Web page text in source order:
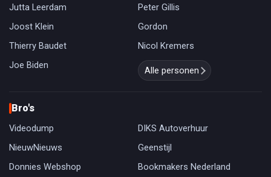
Jutta Leerdam
Peter Gillis
Joost Klein
Gordon
Thierry Baudet
Nicol Kremers
Joe Biden
Alle personen
Bro's
Videodump
DIKS Autoverhuur
NieuwNieuws
Geenstijl
Donnies Webshop
Bookmakers Nederland